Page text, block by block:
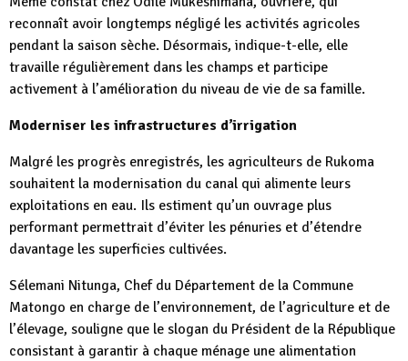
reconnaît avoir longtemps négligé les activités agricoles
pendant la saison sèche. Désormais, indique-t-elle, elle
travaille régulièrement dans les champs et participe
activement à l’amélioration du niveau de vie de sa famille.
Moderniser les infrastructures d’irrigation
Malgré les progrès enregistrés, les agriculteurs de Rukoma
souhaitent la modernisation du canal qui alimente leurs
exploitations en eau. Ils estiment qu’un ouvrage plus
performant permettrait d’éviter les pénuries et d’étendre
davantage les superficies cultivées.
Sélemani Nitunga, Chef du Département de la Commune
Matongo en charge de l’environnement, de l’agriculture et de
l’élevage, souligne que le slogan du Président de la République
consistant à garantir à chaque ménage une alimentation